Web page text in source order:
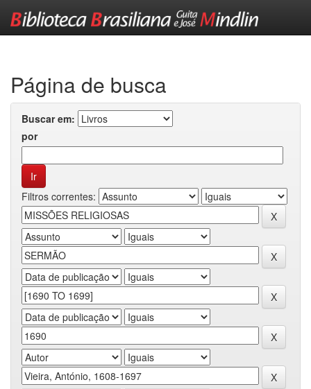
Página de busca
Buscar em:
por
Filtros correntes: